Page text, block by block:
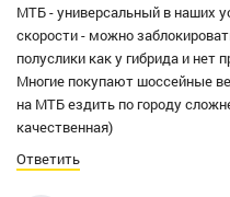
МТБ - универсальный в наших
скорости - можно
полуслики как у гибрида и нет
Многие покупают шоссейные
на МТБ ездить по городу
качественная)
Ответить